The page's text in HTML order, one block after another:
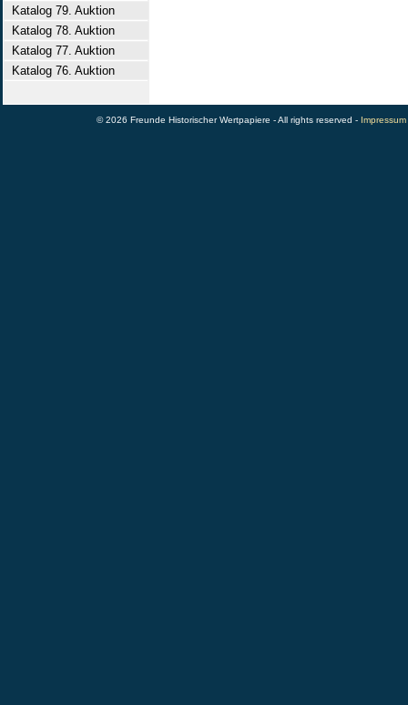
Katalog 79. Auktion
Katalog 78. Auktion
Katalog 77. Auktion
Katalog 76. Auktion
© 2026 Freunde Historischer Wertpapiere - All rights reserved - Impressum